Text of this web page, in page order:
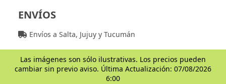
ENVÍOS
Envíos a Salta, Jujuy y Tucumán
Las imágenes son sólo ilustrativas. Los precios pueden
cambiar sin previo aviso. Última Actualización: 07/08/2026
6:00